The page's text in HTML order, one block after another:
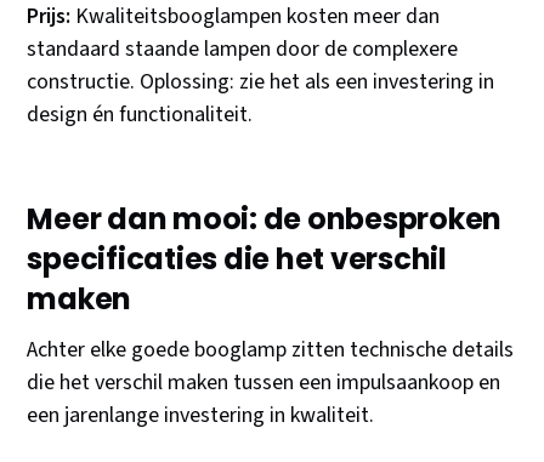
Prijs: Kwaliteitsbooglampen kosten meer dan
standaard staande lampen door de complexere
constructie. Oplossing: zie het als een investering in
design én functionaliteit.
Meer dan mooi: de onbesproken
specificaties die het verschil
maken
Achter elke goede booglamp zitten technische details
die het verschil maken tussen een impulsaankoop en
een jarenlange investering in kwaliteit.